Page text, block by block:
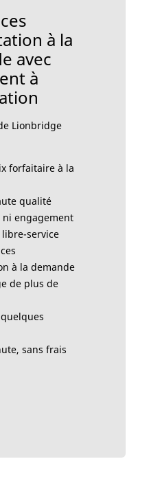
à la
avec
à
Lionbridge
forfaitaire à la
qualité
engagement
service
à la demande
de plus de
sans frais